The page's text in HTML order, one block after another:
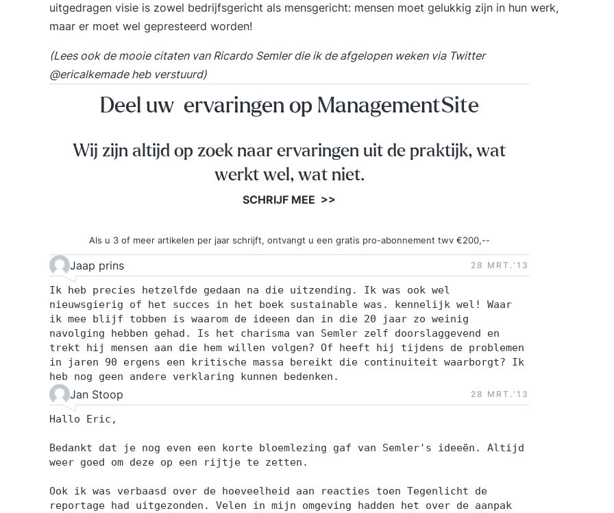
uitgedragen visie is zowel bedrijfsgericht als mensgericht: mensen moet gelukkig zijn in hun werk,
maar er moet wel gepresteerd worden!
(Lees ook de mooie citaten van Ricardo Semler die ik de afgelopen weken via Twitter
@ericalkemadeheb verstuurd)
Deel uw ervaringen op ManagementSite
Wij zijn altijd op zoek naar ervaringen uit de praktijk, wat
werkt wel, wat niet.
SCHRIJF MEE >>
Als u 3 of meer artikelen per jaar schrijft, ontvangt u een gratis pro-abonnement twv €200,--
Jaap prins 28 MRT.‘13
Ik heb precies hetzelfde gedaan na die uitzending. Ik was ook wel
nieuwsgierig of het succes in het boek sustainable was. kennelijk wel! Waar
ik mee blijf tobben is waarom de ideeen dan in die 20 jaar zo weinig
navolging hebben gehad. Is het charisma van Semler zelf doorslaggevend en
trekt hij mensen aan die hem willen volgen? Of heeft hij tijdens de problemen
in jaren 90 ergens een kritische massa bereikt die continuiteit waarborgt? Ik
heb nog geen andere verklaring kunnen bedenken.
Jan Stoop 28 MRT.‘13
Hallo Eric,
Bedankt dat je nog even een korte bloemlezing gaf van Semler's ideeën. Altijd
weer goed om deze op een rijtje te zetten.
Ook ik was verbaasd over de hoeveelheid aan reacties toen Tegenlicht de
reportage had uitgezonden. Velen in mijn omgeving hadden het over de aanpak